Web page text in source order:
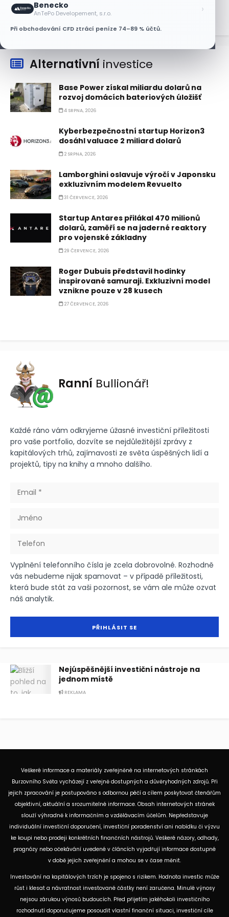
Benecko
AnTePo Developement, s.r.o. ›
Při obchodování CFD ztrácí peníze 74–89 % účtů.
Alternativní investice
Base Power získal miliardu dolarů na
rozvoj domácích bateriových úložišť
4 SRPNA, 2026
Kyberbezpečnostní startup Horizon3
dosáhl valuace 2 miliard dolarů
2 SRPNA, 2026
Lamborghini oslavuje výročí v Japonsku
exkluzivním modelem Revuelto
31 ČERVENCE, 2026
Startup Antares přilákal 470 milionů
dolarů, zaměří se na jaderné reaktory
pro vojenské základny
29 ČERVENCE, 2026
Roger Dubuis představil hodinky
inspirované samuraji. Exkluzivní model
vznikne pouze v 28 kusech
27 ČERVENCE, 2026
Ranní Bullionář!
Každé ráno vám odkryjeme úžasné investiční příležitosti
pro vaše portfolio, dozvíte se nejdůležitější zprávy z
kapitálových trhů, zajímavosti ze světa úspěšných lidí a
projektů, tipy na knihy a mnoho dalšího.
Vyplnění telefonního čísla je zcela dobrovolné. Rozhodně
vás nebudeme nijak spamovat – v případě příležitosti,
která bude stát za vaši pozornost, se vám ale může ozvat
náš analytik.
Nejúspěšnější investiční nástroje na
jednom místě
REKLAMA
Veškeré informace a materiály zveřejněné na internetových stránkách
Burzovního Světa vycházejí z veřejně dostupných a důvěryhodných zdrojů. Při
jejich zpracování je postupováno s odbornou péčí a cílem poskytovat čtenářům
objektivní, aktuální a srozumitelné informace. Obsah internetových stránek
slouží výhradně k informačním a vzdělávacím účelům. Nepředstavuje
individuální investiční doporučení, investiční poradenství ani nabídku či výzvu
ke koupi nebo prodeji konkrétních finančních nástrojů. Veškeré názory, odhady,
prognózy nebo očekávání uvedené v článcích vyjadřují informace dostupné
v době jejich zveřejnění a mohou se v čase měnit.
Investování na kapitálových trzích je spojeno s rizikem. Hodnota investic může
růst i klesat a návratnost investované částky není zaručena. Minulé výnosy
nejsou zárukou výnosů budoucích. Před přijetím jakéhokoli investičního
rozhodnutí doporučujeme posoudit vlastní finanční situaci, investiční cíle